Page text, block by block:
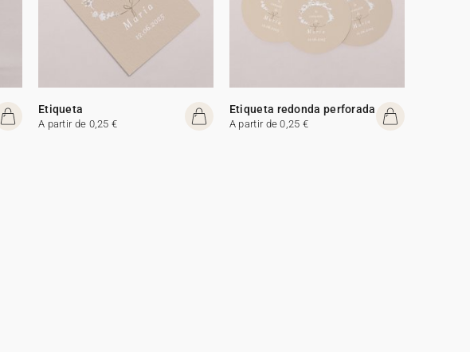
Etiqueta
A partir de 0,25 €
Etiqueta redonda perforada
A partir de 0,25 €